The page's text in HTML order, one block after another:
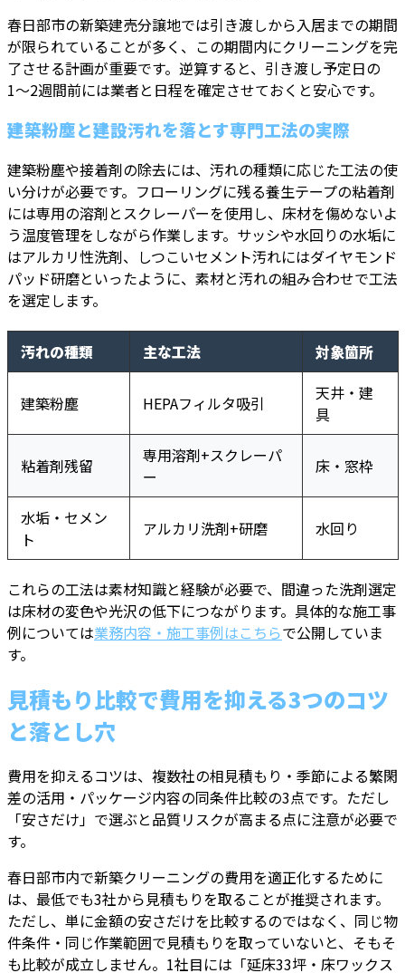
春日部市の新築建売分譲地では引き渡しから入居までの期間
が限られていることが多く、この期間内にクリーニングを完
了させる計画が重要です。逆算すると、引き渡し予定日の
1〜2週間前には業者と日程を確定させておくと安心です。
建築粉塵と建設汚れを落とす専門工法の実際
建築粉塵や接着剤の除去には、汚れの種類に応じた工法の使
い分けが必要です。フローリングに残る養生テープの粘着剤
には専用の溶剤とスクレーパーを使用し、床材を傷めないよ
う温度管理をしながら作業します。サッシや水回りの水垢に
はアルカリ性洗剤、しつこいセメント汚れにはダイヤモンド
パッド研磨といったように、素材と汚れの組み合わせで工法
を選定します。
汚れの種類 主な工法 対象箇所
建築粉塵 HEPAフィルタ吸引
天井・建
具
粘着剤残留
専用溶剤+スクレーパ
ー
床・窓枠
水垢・セメン
ト
アルカリ洗剤+研磨 水回り
これらの工法は素材知識と経験が必要で、間違った洗剤選定
は床材の変色や光沢の低下につながります。具体的な施工事
例については業務内容・施工事例はこちらで公開していま
す。
見積もり比較で費用を抑える3つのコツ
と落とし穴
費用を抑えるコツは、複数社の相見積もり・季節による繁閑
差の活用・パッケージ内容の同条件比較の3点です。ただし
「安さだけ」で選ぶと品質リスクが高まる点に注意が必要で
す。
春日部市内で新築クリーニングの費用を適正化するために
は、最低でも3社から見積もりを取ることが推奨されます。
ただし、単に金額の安さだけを比較するのではなく、同じ物
件条件・同じ作業範囲で見積もりを取っていないと、そもそ
も比較が成立しません。1社目には「延床33坪・床ワックス